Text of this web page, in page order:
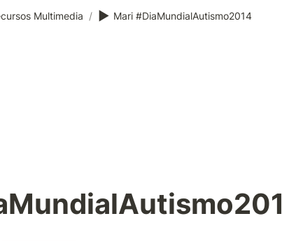
Multimedia / ▶️ Mari #DiaMundialAutismo2014